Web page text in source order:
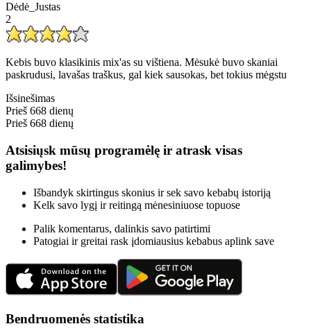
Dėdė_Justas
2
Kebis buvo klasikinis mix'as su vištiena. Mėsukė buvo skaniai
paskrudusi, lavašas traškus, gal kiek sausokas, bet tokius mėgstu
Išsinešimas
Prieš 668 dienų
Prieš 668 dienų
Atsisiųsk mūsų programėlę ir atrask visas
galimybes!
Išbandyk skirtingus skonius ir sek savo kebabų istoriją
Kelk savo lygį ir reitingą mėnesiniuose topuose
Palik komentarus, dalinkis savo patirtimi
Patogiai ir greitai rask įdomiausius kebabus aplink save
Bendruomenės statistika